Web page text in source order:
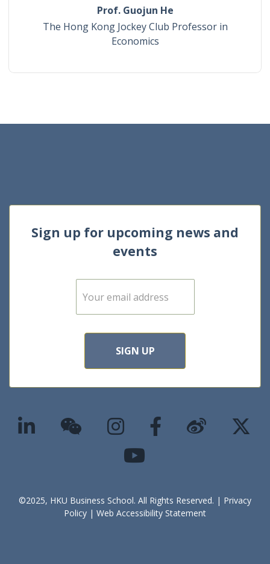
Prof. Guojun He
The Hong Kong Jockey Club Professor in
Economics
Sign up for upcoming news and
events
E
m
SIGN UP
©2025, HKU Business School. All Rights Reserved. | Privacy
Policy | Web Accessibility Statement